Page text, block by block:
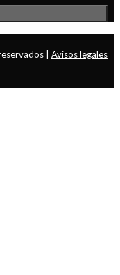
| Avisos legales